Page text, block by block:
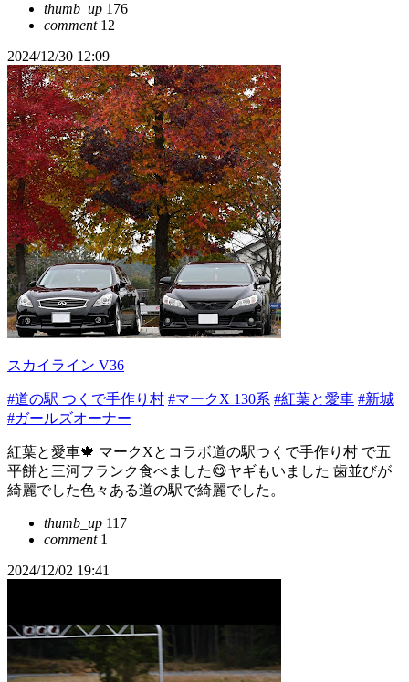
thumb_up 176
comment12
2024/12/30 12:09
スカイライン V36
#道の駅 つくで手作り村 #マークX 130系 #紅葉と愛車 #新城
#ガールズオーナー
紅葉と愛車🍁 マークXとコラボ道の駅つくで手作り村 で五
平餅と三河フランク食べました😋ヤギもいました 歯並びが
綺麗でした色々ある道の駅で綺麗でした。
thumb_up 117
comment1
2024/12/02 19:41